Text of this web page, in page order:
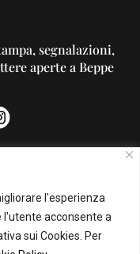
l'esperienza
l'utente acconsente a
sui Cookies. Per
segnalazioni,
aperte a Beppe
PUBBLICITA'
su questo Blog: